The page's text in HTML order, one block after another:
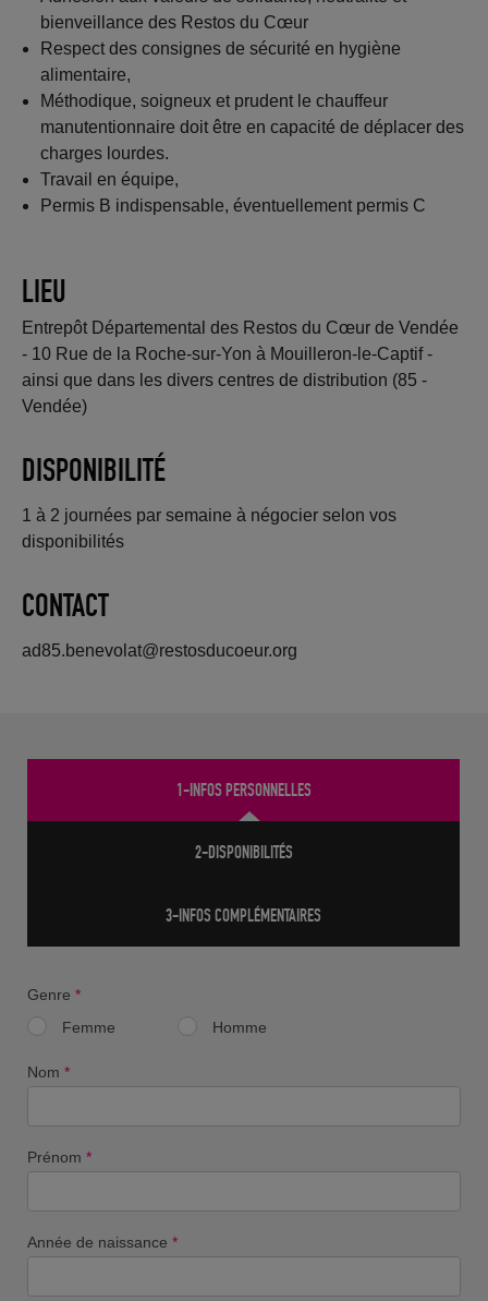
bienveillance des Restos du Cœur
Respect des consignes de sécurité en hygiène
alimentaire,
Méthodique, soigneux et prudent le chauffeur
manutentionnaire doit être en capacité de déplacer des
charges lourdes.
Travail en équipe,
Permis B indispensable, éventuellement permis C
LIEU
Entrepôt Départemental des Restos du Cœur de Vendée
- 10 Rue de la Roche-sur-Yon à Mouilleron-le-Captif -
ainsi que dans les divers centres de distribution (85 -
Vendée)
DISPONIBILITÉ
1 à 2 journées par semaine à négocier selon vos
disponibilités
CONTACT
ad85.benevolat@restosducoeur.org
1-INFOS PERSONNELLES
2-DISPONIBILITÉS
3-INFOS COMPLÉMENTAIRES
Genre *
Femme
Homme
Nom *
Prénom *
Année de naissance *